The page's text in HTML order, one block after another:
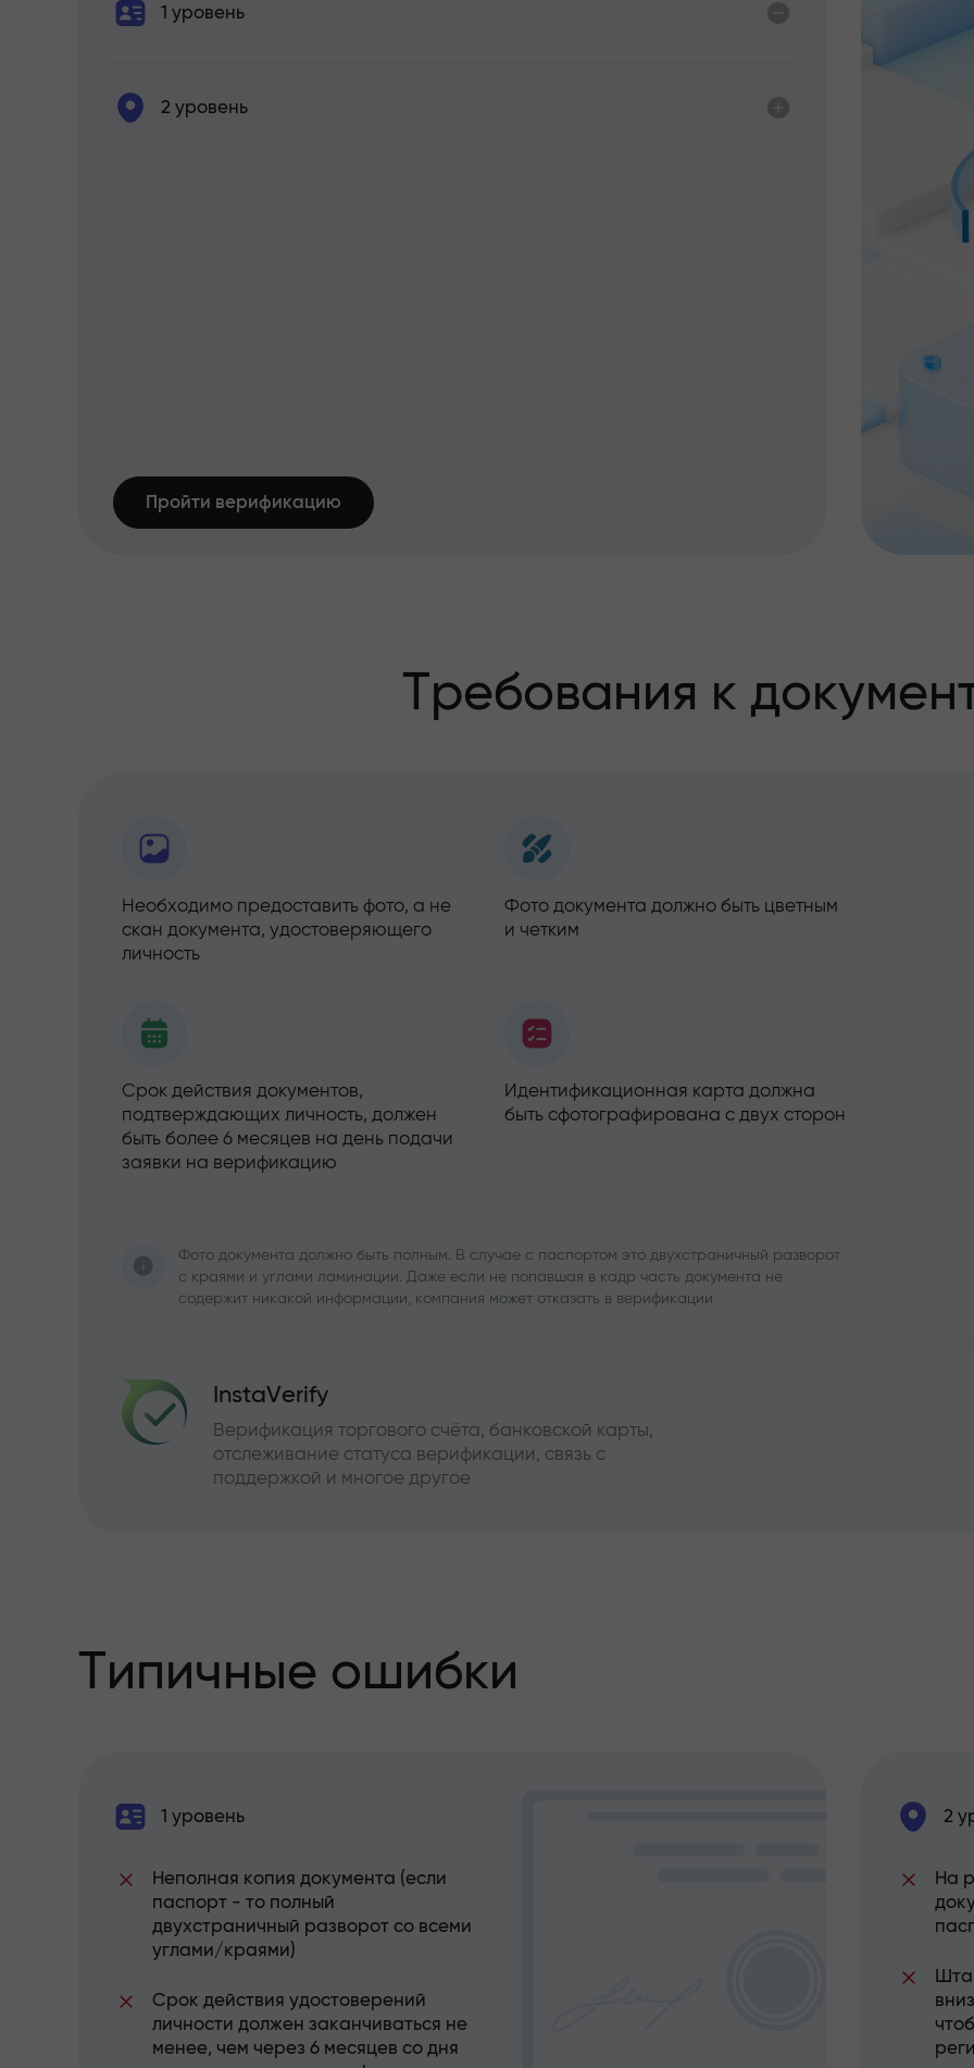
1 уровень
2 уровень
Пройти верификацию
Требования к
Необходимо предоставить фото, а не
скан документа, удостоверяющего
личность
Фото документа должно быть цветным
и четким
Срок действия документов,
подтверждающих личность, должен
быть более 6 месяцев на день подачи
заявки на верификацию
Идентификационная карта должна
быть сфотографирована с двух сторон
Фото документа должно быть полным. В случае с паспортом это двухстраничный разворот
с краями и углами ламинации. Даже если не попавшая в кадр часть документа не
содержит никакой информации, компания может отказать в верификации
InstaVerify
Верификация торгового счёта, банковской карты,
отслеживание статуса верификации, связь с
поддержкой и многое другое
Типичные ошибки
1 уровень
Неполная копия документа (если
паспорт - то полный
двухстраничный разворот со всеми
углами/краями)
Срок действия удостоверений
личности должен заканчиваться не
менее, чем через 6 месяцев со дня
2
На